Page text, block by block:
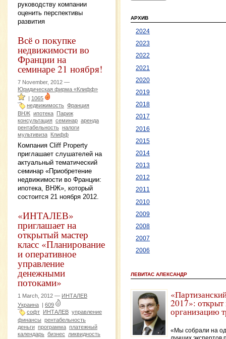
руководству компании
оценить перспективы
развития
Всё о покупке
недвижимости во
Франции на
семинаре 21 ноября!
7 November, 2012 —
Юридическая фирма «Клифф»
| 1065
недвижимость Франция
ВНЖ ипотека Париж
консультация семинар аренда
рентабельность налоги
мультивиза Клифф
Компания Cliff Property
приглашает слушателей на
актуальный тематический
семинар «Приобретение
недвижимости во Франции:
ипотека, ВНЖ», который
состоится 21 ноября 2012.
«ИНТАЛЕВ»
приглашает на
открытый мастер
класс «Планирование
и оперативное
управление
денежными
потоками»
1 March, 2012 — ИНТАЛЕВ
Украина | 609
софт ИНТАЛЕВ управление
финансы рентабельность
деньги программа платежный
календарь бизнес ликвидность
АРХИВ
2024
2023
2022
2021
2020
2019
2018
2017
2016
2015
2014
2013
2012
2011
2010
2009
2008
2007
2006
ЛЕВИТАС АЛЕКСАНДР
2017»: открыт
организацию
«Мы собрали на